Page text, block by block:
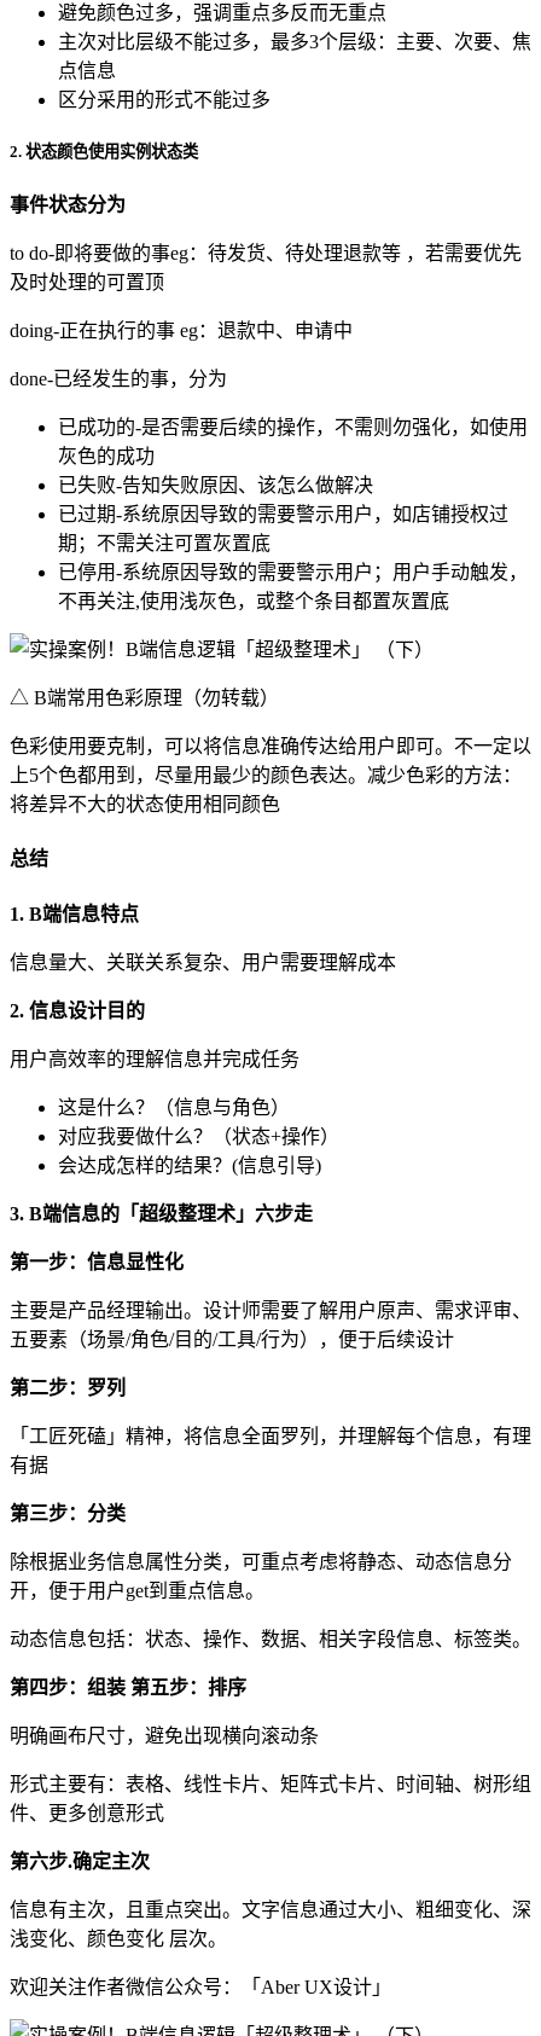
避免颜色过多，强调重点多反而无重点
主次对比层级不能过多，最多3个层级：主要、次要、焦
点信息
区分采用的形式不能过多
2. 状态颜色使用实例状态类
事件状态分为
to do-即将要做的事eg：待发货、待处理退款等 ，若需要优先
及时处理的可置顶
doing-正在执行的事 eg：退款中、申请中
done-已经发生的事，分为
已成功的-是否需要后续的操作，不需则勿强化，如使用
灰色的成功
已失败-告知失败原因、该怎么做解决
已过期-系统原因导致的需要警示用户，如店铺授权过
期；不需关注可置灰置底
已停用-系统原因导致的需要警示用户；用户手动触发，
不再关注,使用浅灰色，或整个条目都置灰置底
△ B端常用色彩原理（勿转载）
色彩使用要克制，可以将信息准确传达给用户即可。不一定以
上5个色都用到，尽量用最少的颜色表达。减少色彩的方法：
将差异不大的状态使用相同颜色
总结
1. B端信息特点
信息量大、关联关系复杂、用户需要理解成本
2. 信息设计目的
用户高效率的理解信息并完成任务
这是什么？（信息与角色）
对应我要做什么？（状态+操作）
会达成怎样的结果？(信息引导)
3. B端信息的「超级整理术」六步走
第一步：信息显性化
主要是产品经理输出。设计师需要了解用户原声、需求评审、
五要素（场景/角色/目的/工具/行为），便于后续设计
第二步：罗列
「工匠死磕」精神，将信息全面罗列，并理解每个信息，有理
有据
第三步：分类
除根据业务信息属性分类，可重点考虑将静态、动态信息分
开，便于用户get到重点信息。
动态信息包括：状态、操作、数据、相关字段信息、标签类。
第四步：组装 第五步：排序
明确画布尺寸，避免出现横向滚动条
形式主要有：表格、线性卡片、矩阵式卡片、时间轴、树形组
件、更多创意形式
第六步.确定主次
信息有主次，且重点突出。文字信息通过大小、粗细变化、深
浅变化、颜色变化 层次。
欢迎关注作者微信公众号：「Aber UX设计」